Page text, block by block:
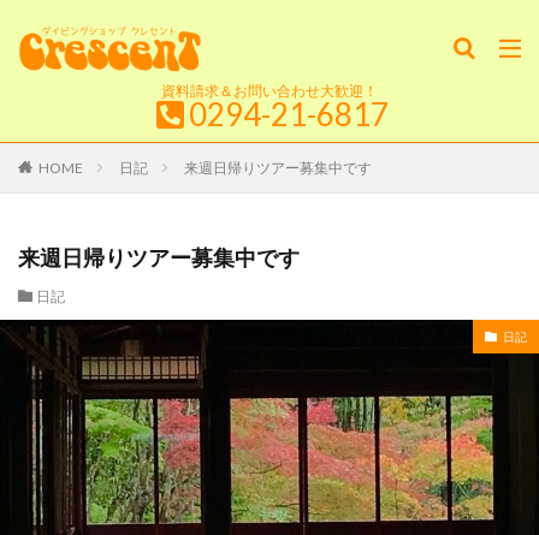
資料請求＆お問い合わせ大歓迎！
0294-21-6817
HOME 日記 来週日帰りツアー募集中です
来週日帰りツアー募集中です
日記
日記